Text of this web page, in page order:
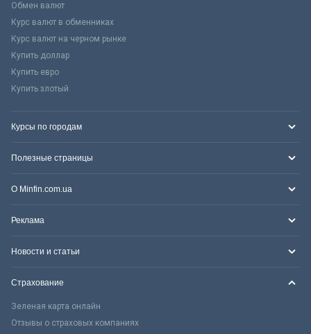
Обмен валют
Курс валют в обменниках
Курс валют на черном рынке
Купить доллар
Купить евро
Купить злотый
Курсы по городам
Полезные страницы
О Minfin.com.ua
Реклама
Новости и статьи
Страхование
Зеленая карта онлайн
Отзывы о страховых компаниях